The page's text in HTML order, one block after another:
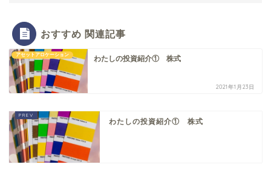
おすすめ 関連記事
アセットアロケーション わたしの投資紹介① 株式
2021年1月23日
わたしの投資紹介① 株式